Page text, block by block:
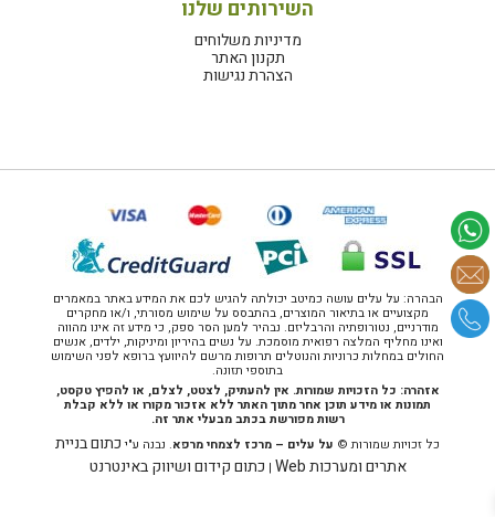
השירותים שלנו
מדיניות משלוחים
תקנון האתר
הצהרת נגישות
הבהרה: על עלים עושה כמיטב יכולתה להגיש לכם את המידע באתר במאמרים
מקצועיים או בתיאור המוצרים, בהתבסס על שימוש מסורתי, ו/או מחקרים
מודרניים, נטורופתיה והרבליזם. נבהיר למען הסר ספק, כי מידע זה אינו מהווה
ואינו מחליף המלצה רפואית מוסמכת. על נשים בהיריון ומיניקות, ילדים, אנשים
החולים במחלות כרוניות והנוטלים תרופות מרשם להיוועץ ברופא לפני השימוש
בתוספי תזונה.
אזהרה: כל הזכויות שמורות. אין להעתיק, לצטט, לצלם, או להפיץ טקסט,
תמונות או מידע תוכן אחר מתוך האתר ללא אזכור מקורו או ללא קבלת
רשות מפורשת בכתב מבעלי אתר זה.
כל זכויות שמורות © על עלים – מרכז לצמחי מרפא. נבנה ע"יכתום בניית
אתרים ומערכות Web
| כתום קידום ושיווק באינטרנט